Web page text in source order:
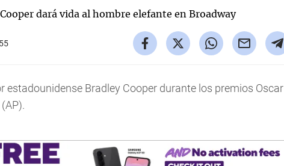
estadounidense Bradley Cooper durante los premios Oscar